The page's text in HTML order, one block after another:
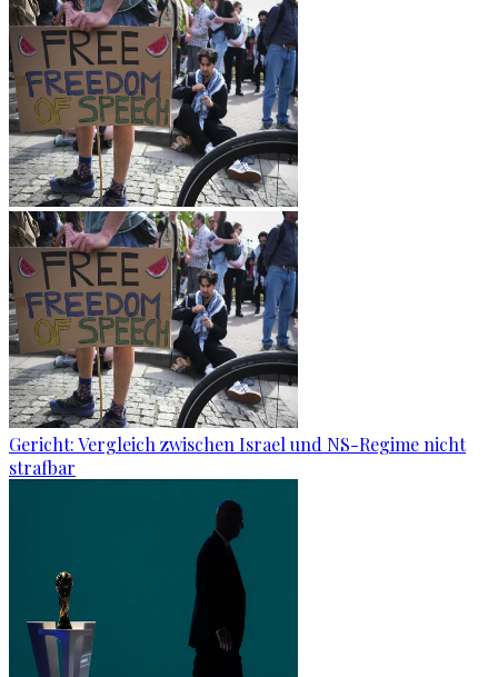
Gericht: Ver­gleich zwi­schen Is­ra­el und NS-Re­gime nicht
straf­bar